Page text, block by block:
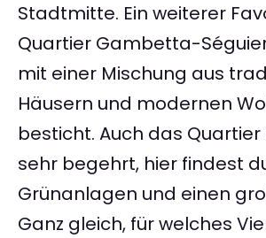
Stadtmitte. Ein weiterer
Quartier Gambetta-
mit einer Mischung aus
Häusern und modernen
besticht. Auch das Quartier
sehr begehrt, hier findest
Grünanlagen und einen
Ganz gleich, für welches